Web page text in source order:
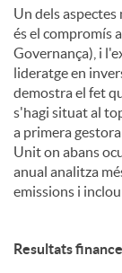
Un dels aspectes
és el compromís
Governança), i
lideratge en
demostra el fet
s'hagi situat al
a primera
Unit on abans
anual analitza
emissions i
Resultats